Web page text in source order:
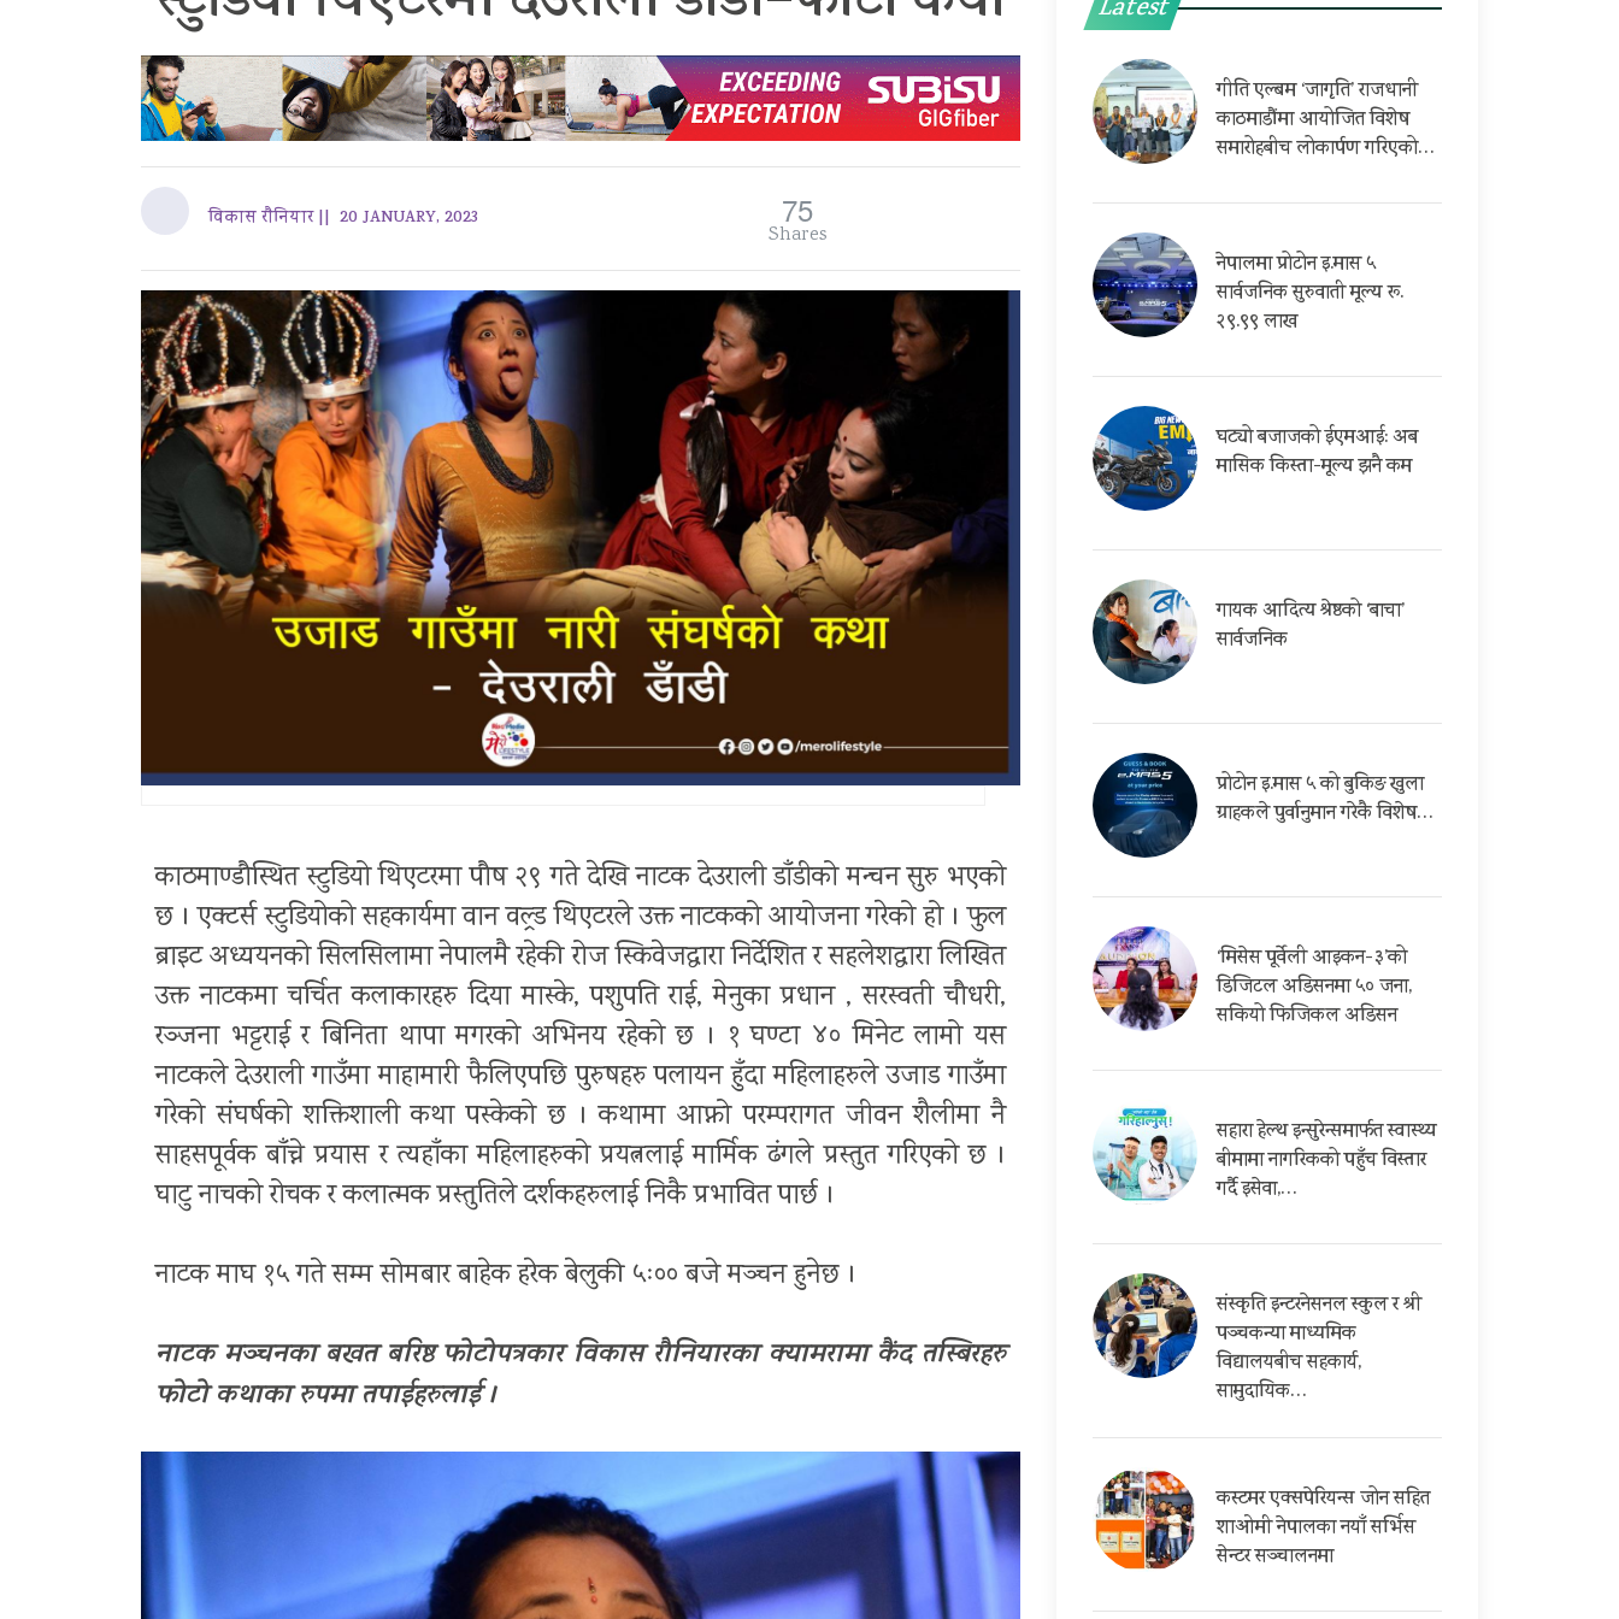
विकास राैनियार || 20 JANUARY, 2023 75
Shares
काठमाण्डौस्थित स्टुडियो थिएटरमा पौष २९ गते देखि नाटक देउराली डाँडीको मन्चन सुरु भएको
छ । एक्टर्स स्टुडियोको सहकार्यमा वान वल्र्ड थिएटरले उक्त नाटकको आयोजना गरेको हो । फुल
ब्राइट अध्ययनको सिलसिलामा नेपालमै रहेकी रोज स्किवेजद्वारा निर्देशित र सहलेशद्वारा लिखित
उक्त नाटकमा चर्चित कलाकारहरु दिया मास्के, पशुपति राई, मेनुका प्रधान , सरस्वती चौधरी,
रञ्जना भट्टराई र बिनिता थापा मगरको अभिनय रहेको छ । १ घण्टा ४० मिनेट लामो यस
नाटकले देउराली गाउँमा माहामारी फैलिएपछि पुरुषहरु पलायन हुँदा महिलाहरुले उजाड गाउँमा
गरेको संघर्षको शक्तिशाली कथा पस्केको छ । कथामा आफ्नो परम्परागत जीवन शैलीमा नै
साहसपूर्वक बाँच्ने प्रयास र त्यहाँका महिलाहरुको प्रयत्नलाई मार्मिक ढंगले प्रस्तुत गरिएको छ ।
घाटु नाचको रोचक र कलात्मक प्रस्तुतिले दर्शकहरुलाई निकै प्रभावित पार्छ ।
नाटक माघ १५ गते सम्म सोमबार बाहेक हरेक बेलुकी ५ः०० बजे मञ्चन हुनेछ ।
नाटक मञ्चनका बखत बरिष्ठ फोटोपत्रकार विकास रौनियारका क्यामरामा कैंद तस्बिरहरु
फोटो कथाका रुपमा तपाईहरुलाई ।
Latest
गीति एल्बम ‘जागृति’ राजधानी
काठमाडौंमा आयोजित विशेष
समारोहबीच लोकार्पण गरिएको…
नेपालमा प्रोटोन इ.मास ५
सार्वजनिक सुरुवाती मूल्य रू.
२९.९९ लाख
घट्यो बजाजको ईएमआई: अब
मासिक किस्ता-मूल्य झनै कम
गायक आदित्य श्रेष्ठको ‘बाचा’
सार्वजनिक
प्रोटोन इ.मास ५ को बुकिङ खुला
ग्राहकले पुर्वानुमान गरेकै विशेष…
‘मिसेस पूर्वेली आइकन-३’को
डिजिटल अडिसनमा ५० जना,
सकियो फिजिकल अडिसन
सहारा हेल्थ इन्सुरेन्समार्फत स्वास्थ्य
बीमामा नागरिकको पहुँच विस्तार
गर्दै इसेवा,…
संस्कृति इन्टरनेसनल स्कुल र श्री
पञ्चकन्या माध्यमिक
विद्यालयबीच सहकार्य,
सामुदायिक…
कस्टमर एक्सपेरियन्स जोन सहित
शाओमी नेपालका नयाँ सर्भिस
सेन्टर सञ्चालनमा